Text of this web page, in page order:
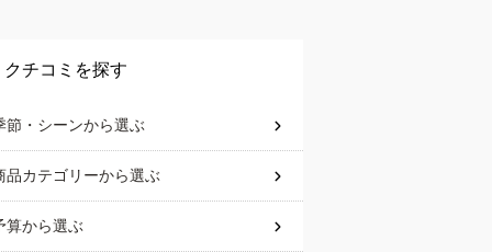
クチコミを探す
節・シーンから選ぶ
品カテゴリーから選ぶ
算から選ぶ